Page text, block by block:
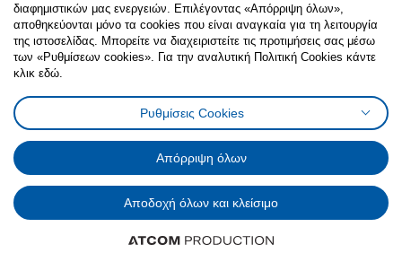
Πολιτική CookiesΔήλωση ψηφιακής προσβασιμότητας
Ρυθμίσεις cookiesΌροι Χρήσης
Γενική Πολιτική Προσωπικών Δεδομένων
Πολιτική Προσωπικών Δεδομένων για ΙΚΕΑ.gr
Κώδικας Καταναλωτικής Δεοντολογίας
© Inter-IKEA Systems B.V. 1999 - 2025
διαφημιστικών μας ενεργειών. Επιλέγοντας «Απόρριψη όλων»,
αποθηκεύονται μόνο τα cookies που είναι αναγκαία για τη λειτουργία
της ιστοσελίδας. Μπορείτε να διαχειριστείτε τις προτιμήσεις σας μέσω
των «Ρυθμίσεων cookies». Για την αναλυτική Πολιτική Cookies κάντε
κλικ εδώ.
Ρυθμίσεις Cookies
Απόρριψη όλων
Αποδοχή όλων και κλείσιμο